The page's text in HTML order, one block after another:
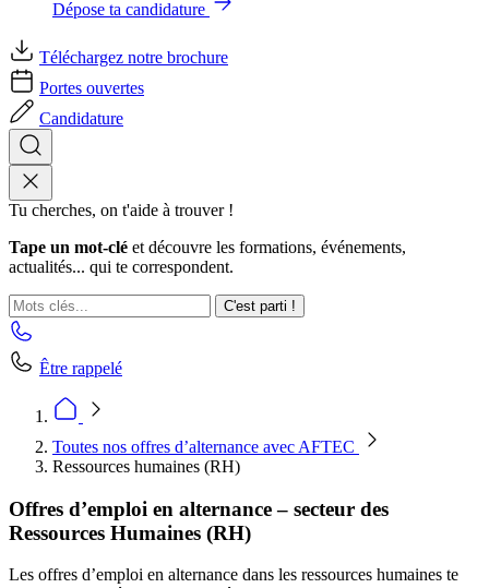
Dépose ta candidature
Téléchargez notre brochure
Portes ouvertes
Candidature
Tu cherches, on t'aide à trouver !
Tape un mot-clé et découvre les formations, événements,
actualités... qui te correspondent.
C'est parti !
Être rappelé
Toutes nos offres d’alternance avec AFTEC
Ressources humaines (RH)
Offres d’emploi en alternance – secteur des
Ressources Humaines (RH)
Les offres d’emploi en alternance dans les ressources humaines te